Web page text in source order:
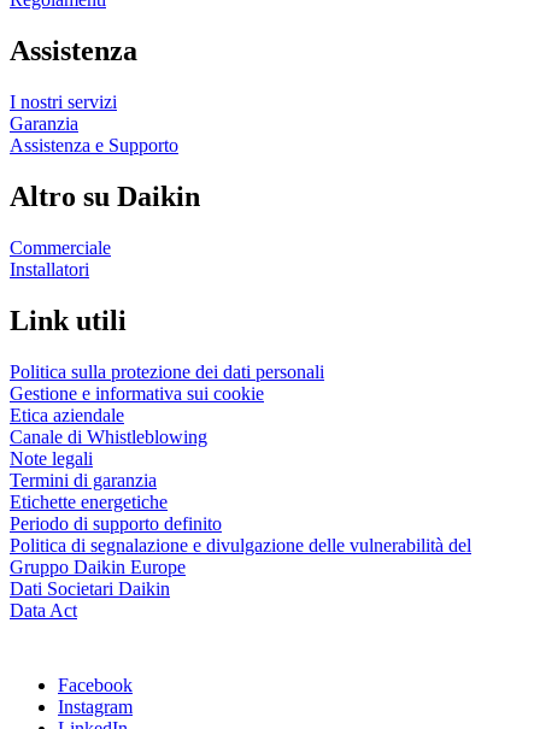
Assistenza
I nostri servizi
Garanzia
Assistenza e Supporto
Altro su Daikin
Commerciale
Installatori
Link utili
Politica sulla protezione dei dati personali
Gestione e informativa sui cookie
Etica aziendale
Canale di Whistleblowing
Note legali
Termini di garanzia
Etichette energetiche
Periodo di supporto definito
Politica di segnalazione e divulgazione delle vulnerabilità del
Gruppo Daikin Europe
Dati Societari Daikin
Data Act
Facebook
Instagram